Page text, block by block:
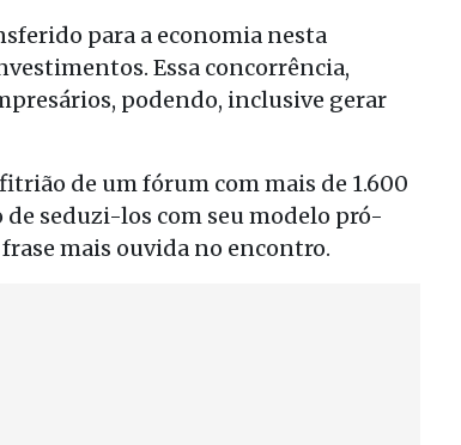
para a economia nesta
Essa concorrência,
podendo, inclusive gerar
de um fórum com mais de 1.600
seduzi-los com seu modelo pró-
mais ouvida no encontro.